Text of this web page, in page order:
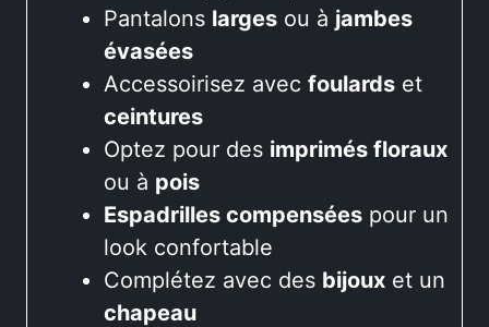
Pantalons larges ou à jambes
évasées
Accessoirisez avec foulards et
ceintures
Optez pour des imprimés floraux
ou à pois
Espadrilles compensées pour un
look confortable
Complétez avec des bijoux et un
chapeau